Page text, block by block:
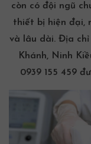
còn có đội ngũ
thiết bị hiện đại,
và lâu dài. Địa
Khánh, Ninh
0939 155 459